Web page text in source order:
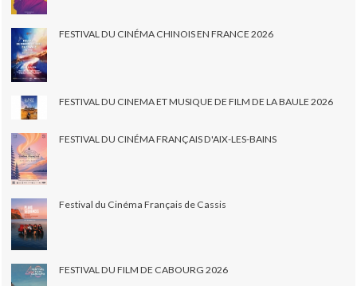
FESTIVAL DU CINÉMA CHINOIS EN FRANCE 2026
FESTIVAL DU CINEMA ET MUSIQUE DE FILM DE LA BAULE 2026
FESTIVAL DU CINÉMA FRANÇAIS D'AIX-LES-BAINS
Festival du Cinéma Français de Cassis
FESTIVAL DU FILM DE CABOURG 2026